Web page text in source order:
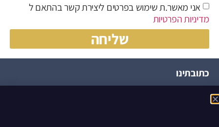
אני מאשר.ת שימוש בפרטים ליצירת קשר בהתאם ל
מדיניות הפרטיות
שליחה
כתובתינו